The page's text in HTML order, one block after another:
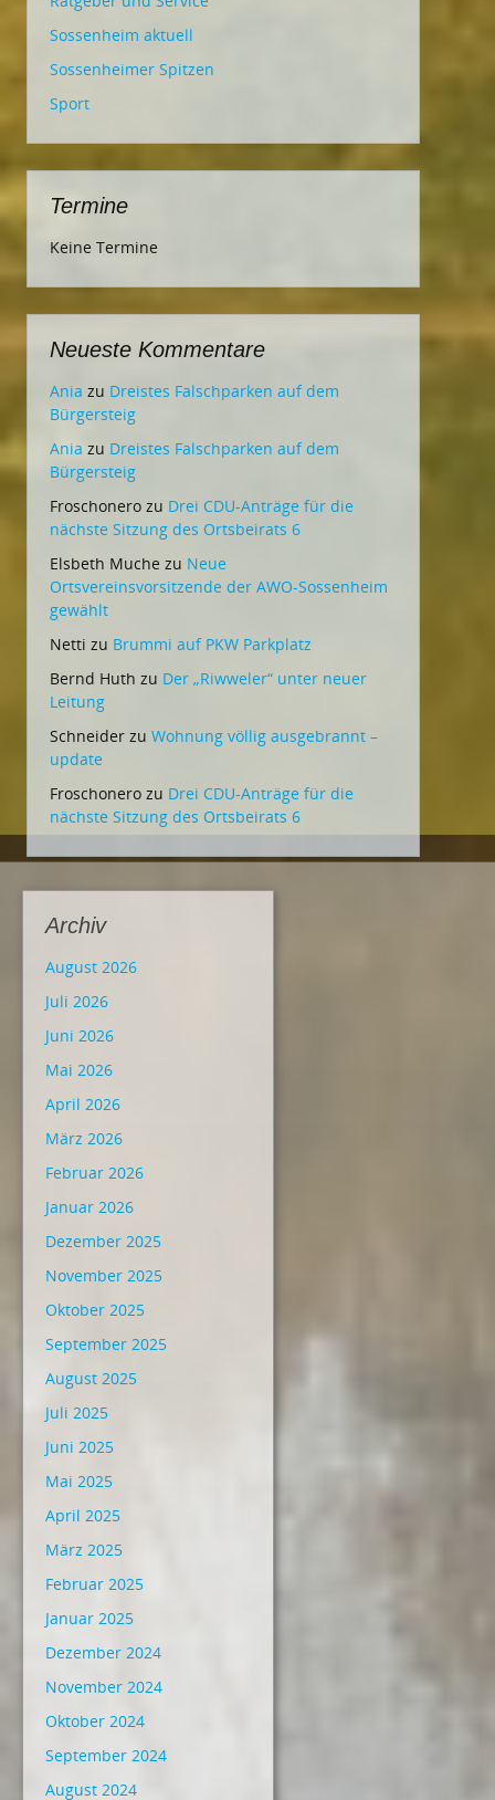
Sossenheim aktuell
Sossenheimer Spitzen
Sport
Termine
Keine Termine
Neueste Kommentare
Ania zu Dreistes Falschparken auf dem
Bürgersteig
Ania zu Dreistes Falschparken auf dem
Bürgersteig
Froschonero zu Drei CDU-Anträge für die
nächste Sitzung des Ortsbeirats 6
Elsbeth Muche zu Neue
Ortsvereinsvorsitzende der AWO-Sossenheim
gewählt
Netti zu Brummi auf PKW Parkplatz
Bernd Huth zu Der „Riwweler“ unter neuer
Leitung
Schneider zu Wohnung völlig ausgebrannt –
update
Froschonero zu Drei CDU-Anträge für die
nächste Sitzung des Ortsbeirats 6
Archiv
August 2026
Juli 2026
Juni 2026
Mai 2026
April 2026
März 2026
Februar 2026
Januar 2026
Dezember 2025
November 2025
Oktober 2025
September 2025
August 2025
Juli 2025
Juni 2025
Mai 2025
April 2025
März 2025
Februar 2025
Januar 2025
Dezember 2024
November 2024
Oktober 2024
September 2024
August 2024